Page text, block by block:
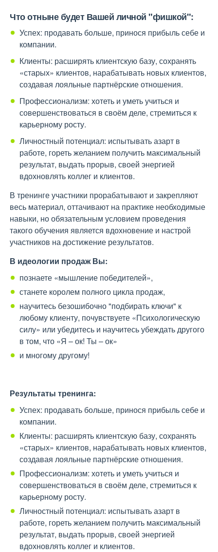
Что отныне будет Вашей личной "фишкой":
Успех: продавать больше, принося прибыль себе и
компании.
Клиенты: расширять клиентскую базу, сохранять
«старых» клиентов, нарабатывать новых клиентов,
создавая лояльные партнёрские отношения.
Профессионализм: хотеть и уметь учиться и
совершенствоваться в своём деле, стремиться к
карьерному росту.
Личностный потенциал: испытывать азарт в
работе, гореть желанием получить максимальный
результат, выдать прорыв, своей энергией
вдохновлять коллег и клиентов.
В тренинге участники прорабатывают и закрепляют
весь материал, оттачивают на практике необходимые
навыки, но обязательным условием проведения
такого обучения является вдохновение и настрой
участников на достижение результатов.
В идеологии продаж Вы:
познаете «мышление победителей»,
станете королем полного цикла продаж,
научитесь безошибочно "подбирать ключи" к
любому клиенту, почувствуете «Психологическую
силу» или убедитесь и научитесь убеждать другого
в том, что «Я – ок! Ты – ок»
и многому другому!
Результаты тренинга:
Успех: продавать больше, принося прибыль себе и
компании.
Клиенты: расширять клиентскую базу, сохранять
«старых» клиентов, нарабатывать новых клиентов,
создавая лояльные партнёрские отношения.
Профессионализм: хотеть и уметь учиться и
совершенствоваться в своём деле, стремиться к
карьерному росту.
Личностный потенциал: испытывать азарт в
работе, гореть желанием получить максимальный
результат, выдать прорыв, своей энергией
вдохновлять коллег и клиентов.